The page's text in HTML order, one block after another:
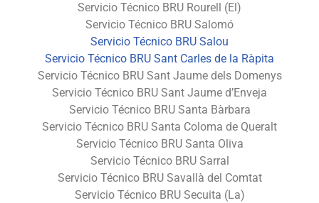
Servicio Técnico BRU Rourell (El)
Servicio Técnico BRU Salomó
Servicio Técnico BRU Salou
Servicio Técnico BRU Sant Carles de la Ràpita
Servicio Técnico BRU Sant Jaume dels Domenys
Servicio Técnico BRU Sant Jaume d’Enveja
Servicio Técnico BRU Santa Bàrbara
Servicio Técnico BRU Santa Coloma de Queralt
Servicio Técnico BRU Santa Oliva
Servicio Técnico BRU Sarral
Servicio Técnico BRU Savallà del Comtat
Servicio Técnico BRU Secuita (La)